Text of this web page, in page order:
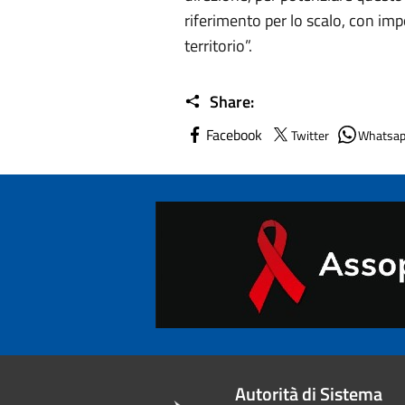
riferimento per lo scalo, con
territorio”.
Share:
Facebook Twitter
Autorità di Sistema